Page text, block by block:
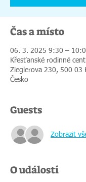
Čas a místo
06. 3. 2025 9:30 –
Křesťanské rodinné
Zieglerova 230, 500 03
Česko
Guests
Zobrazit
O události